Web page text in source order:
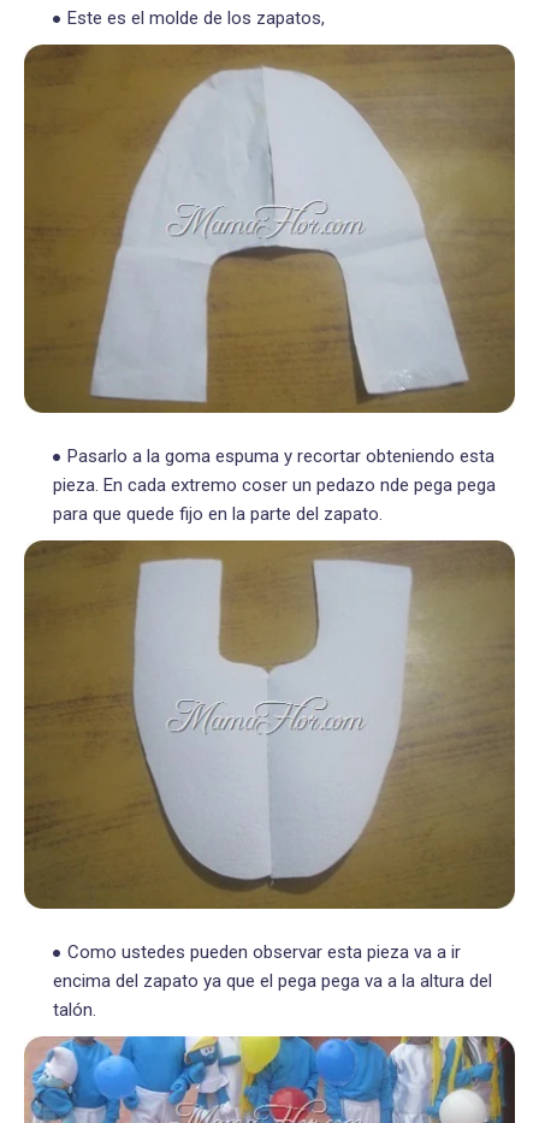
Este es el molde de los zapatos,
Pasarlo a la goma espuma y recortar obteniendo esta
pieza. En cada extremo coser un pedazo nde pega pega
para que quede fijo en la parte del zapato.
Como ustedes pueden observar esta pieza va a ir
encima del zapato ya que el pega pega va a la altura del
talón.